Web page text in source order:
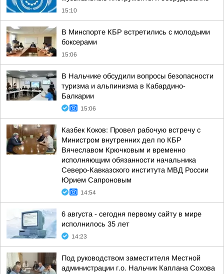
15:10
В Минспорте КБР встретились с молодыми
боксерами
15:06
В Нальчике обсудили вопросы безопасности
туризма и альпинизма в Кабардино-
Балкарии
15:06
Казбек Коков: Провел рабочую встречу с
Министром внутренних дел по КБР
Вячеславом Крючковым и временно
исполняющим обязанности начальника
Северо-Кавказского института МВД России
Юрием Сапроновым
14:54
6 августа - сегодня первому сайту в мире
исполнилось 35 лет
14:23
Под руководством заместителя Местной
администрации г.о. Нальчик Каплана Сохова